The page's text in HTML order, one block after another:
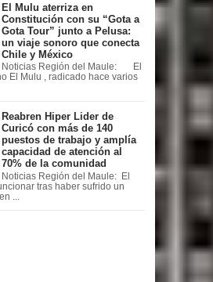
El Mulu aterriza en
Constitución con su “Gota a
Gota Tour” junto a Pelusa:
un viaje sonoro que conecta
Chile y México
Noticias Región del Maule: El
El Mulu , radicado hace varios
Reabren Hiper Lider de
Curicó con más de 140
puestos de trabajo y amplía
capacidad de atención al
70% de la comunidad
Noticias Región del Maule: El
tras haber sufrido un
...